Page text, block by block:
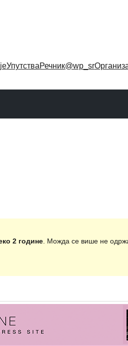
УпутстваРечник@wp_sr
2 године. Можда се више не